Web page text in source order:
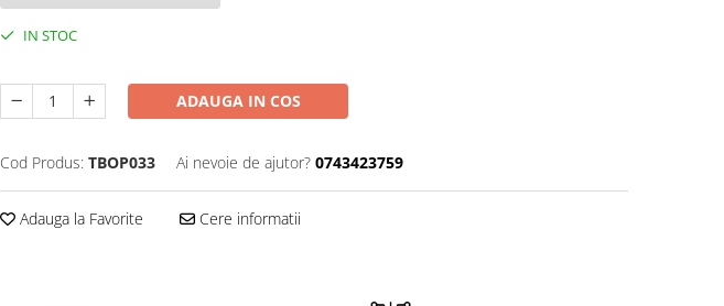
IN STOC
ADAUGA IN COS
Cod Produs: TBOP033 Ai nevoie de ajutor? 0743423759
Adauga la Favorite Cere informatii